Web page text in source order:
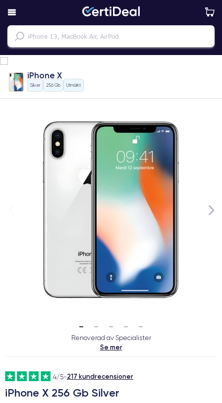
iPhone X
Silver 256 Gb Utmärkt
Renoverad av Specialister
Se mer
4/5-217 kundrecensioner
iPhone X 256 Gb Silver